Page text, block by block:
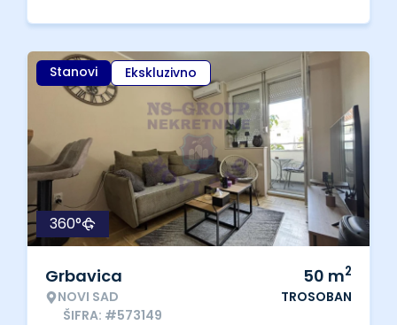
Stanovi Ekskluzivno
360°
Grbavica
NOVI SAD
ŠIFRA: #573149
50 m2
TROSOBAN